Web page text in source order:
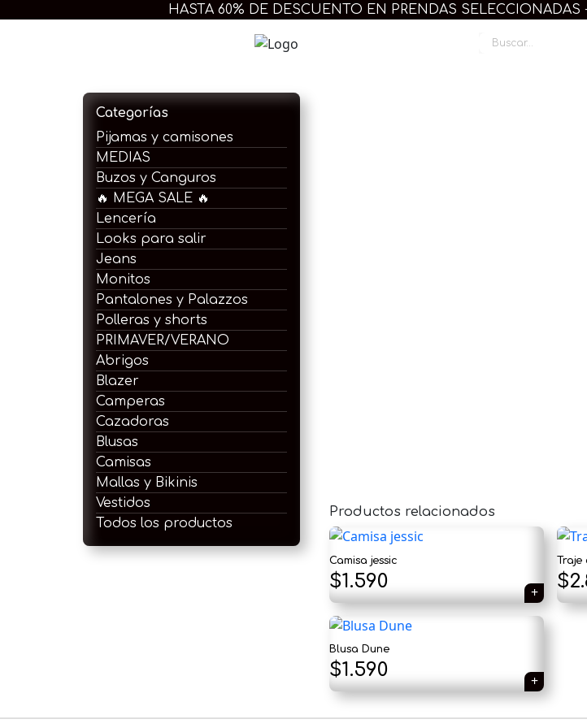
HASTA 60% DE DESCUENTO EN PRENDAS
Categorías
Pijamas y camisones
MEDIAS
Buzos y Canguros
🔥 MEGA SALE 🔥
Lencería
Looks para salir
Jeans
Monitos
Pantalones y Palazzos
Polleras y shorts
PRIMAVER/VERANO
Abrigos
Blazer
Camperas
Cazadoras
Blusas
Camisas
Mallas y Bikinis
Vestidos
Todos los productos
Productos relacionados
Camisa jessic
El
precio
original
era:
$1.890.
$1.590El
precio
es:
$1.590.
Traje
$
Blusa Dune
El
precio
$1.590El
precio